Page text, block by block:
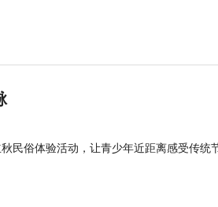
民俗体验活动，让青少年近距离感受传统